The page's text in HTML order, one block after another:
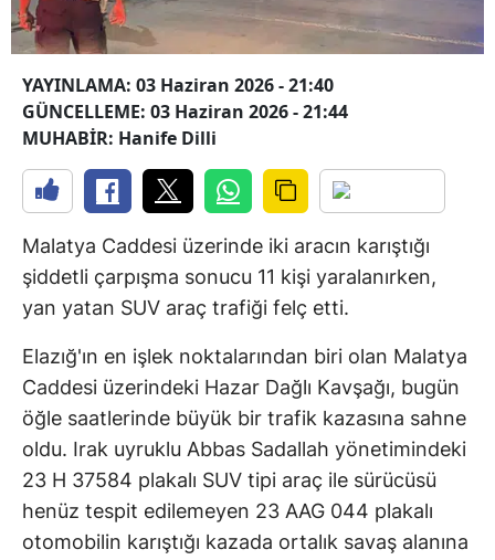
YAYINLAMA: 03 Haziran 2026 - 21:40
GÜNCELLEME: 03 Haziran 2026 - 21:44
MUHABİR: Hanife Dilli
Malatya Caddesi üzerinde iki aracın karıştığı
şiddetli çarpışma sonucu 11 kişi yaralanırken,
yan yatan SUV araç trafiği felç etti.
Elazığ'ın en işlek noktalarından biri olan Malatya
Caddesi üzerindeki Hazar Dağlı Kavşağı, bugün
öğle saatlerinde büyük bir trafik kazasına sahne
oldu. Irak uyruklu Abbas Sadallah yönetimindeki
23 H 37584 plakalı SUV tipi araç ile sürücüsü
henüz tespit edilemeyen 23 AAG 044 plakalı
otomobilin karıştığı kazada ortalık savaş alanına